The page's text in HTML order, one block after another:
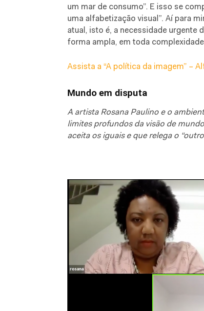
um mar de consumo”. E isso se
uma alfabetização visual”. Aí para
atual, isto é, a necessidade urgente
forma ampla, em toda
Assista a “A política da imagem” –
Mundo em disputa
A artista Rosana Paulino e o
limites profundos da visão de
aceita os iguais e que relega o